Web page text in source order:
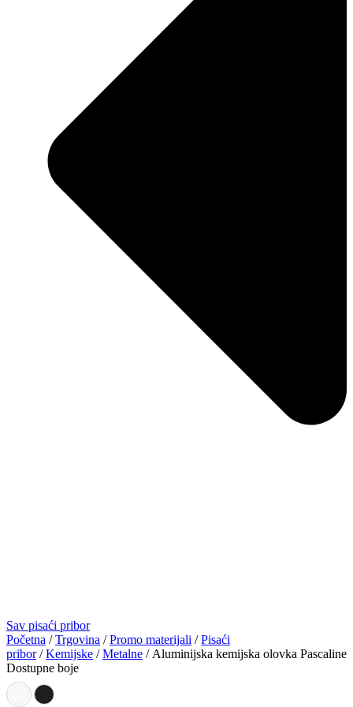
Sav pisaći pribor
Početna /Trgovina /Promo materijali /Pisaći
pribor/Kemijske /Metalne / Aluminijska kemijska olovka Pascaline
Dostupne boje